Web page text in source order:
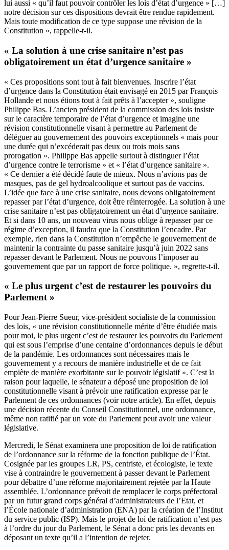
lui aussi « qu’il faut pouvoir contrôler les lois d’état d’urgence » […]
notre décision sur ces dispositions devrait être rendue rapidement.
Mais toute modification de ce type suppose une révision de la
Constitution », rappelle-t-il.
« La solution à une crise sanitaire n’est pas
obligatoirement un état d’urgence sanitaire »
« Ces propositions sont tout à fait bienvenues. Inscrire l’état
d’urgence dans la Constitution était envisagé en 2015 par François
Hollande et nous étions tout à fait prêts à l’accepter », souligne
Philippe Bas. L’ancien président de la commission des lois insiste
sur le caractère temporaire de l’état d’urgence et imagine une
révision constitutionnelle visant à permettre au Parlement de
déléguer au gouvernement des pouvoirs exceptionnels « mais pour
une durée qui n’excéderait pas deux ou trois mois sans
prorogation ». Philippe Bas appelle surtout à distinguer l’état
d’urgence contre le terrorisme » et « l’état d’urgence sanitaire ».
« Ce dernier a été décidé faute de mieux. Nous n’avions pas de
masques, pas de gel hydroalcoolique et surtout pas de vaccins.
L’idée que face à une crise sanitaire, nous devons obligatoirement
repasser par l’état d’urgence, doit être réinterrogée. La solution à une
crise sanitaire n’est pas obligatoirement un état d’urgence sanitaire.
Et si dans 10 ans, un nouveau virus nous oblige à repasser par ce
régime d’exception, il faudra que la Constitution l’encadre. Par
exemple, rien dans la Constitution n’empêche le gouvernement de
maintenir la contrainte du passe sanitaire jusqu’à juin 2022 sans
repasser devant le Parlement. Nous ne pouvons l’imposer au
gouvernement que par un rapport de force politique. », regrette-t-il.
« Le plus urgent c’est de restaurer les pouvoirs du
Parlement »
Pour Jean-Pierre Sueur, vice-président socialiste de la commission
des lois, « une révision constitutionnelle mérite d’être étudiée mais
pour moi, le plus urgent c’est de restaurer les pouvoirs du Parlement
qui est sous l’emprise d’une centaine d’ordonnances depuis le début
de la pandémie. Les ordonnances sont nécessaires mais le
gouvernement y a recours de manière industrielle et de ce fait
empiète de manière exorbitante sur le pouvoir législatif ». C’est la
raison pour laquelle, le sénateur a déposé une proposition de loi
constitutionnelle visant à prévoir une ratification expresse par le
Parlement de ces ordonnances (voir notre article). En effet, depuis
une décision récente du Conseil Constitutionnel, une ordonnance,
même non ratifié par un vote du Parlement peut avoir une valeur
législative.
Mercredi, le Sénat examinera une proposition de loi de ratification
de l’ordonnance sur la réforme de la fonction publique de l’État.
Cosignée par les groupes LR, PS, centriste, et écologiste, le texte
vise à contraindre le gouvernement à passer devant le Parlement
pour débattre d’une réforme majoritairement rejetée par la Haute
assemblée. L’ordonnance prévoit de remplacer le corps préfectoral
par un futur grand corps général d’administrateurs de l’Etat, et
l’École nationale d’administration (ENA) par la création de l’Institut
du service public (ISP). Mais le projet de loi de ratification n’est pas
à l’ordre du jour du Parlement, le Sénat a donc pris les devants en
déposant un texte qu’il a l’intention de rejeter.